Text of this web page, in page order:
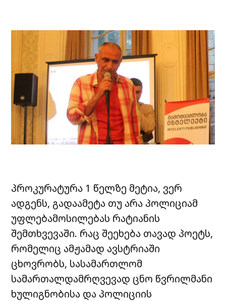
პროკურატურა 1 წელზე მეტია, ვერ
ადგენს, გადაამეტა თუ არა პოლიციამ
უფლებამოსილებას რატიანის
შემთხვევაში. რაც შეეხება თავად პოეტს,
რომელიც ამჟამად ავსტრიაში
ცხოვრობს, სასამართლომ
სამართალდამრღვევად ცნო წვრილმანი
ხულიგნობისა და პოლიციის